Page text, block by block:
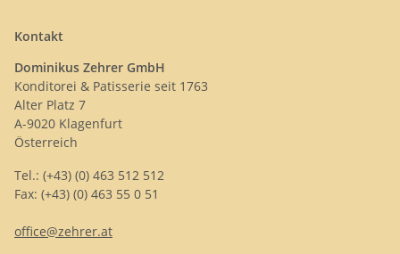
Kontakt
Dominikus Zehrer GmbH
Konditorei & Patisserie seit 1763
Alter Platz 7
A-9020 Klagenfurt
Österreich
Tel.: (+43) (0) 463 512 512
Fax: (+43) (0) 463 55 0 51
office@zehrer.at